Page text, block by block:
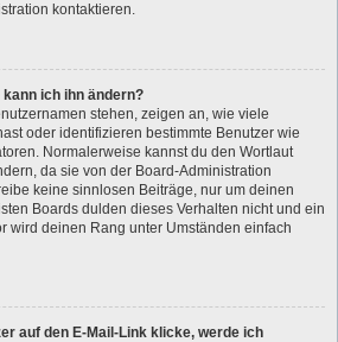
kontaktieren.
ich ihn ändern?
stehen, zeigen an, wie viele
oder identifizieren bestimmte Benutzer wie
Normalerweise kannst du den Wortlaut
da sie von der Board-Administration
keine sinnlosen Beiträge, nur um deinen
Boards dulden dieses Verhalten nicht und ein
wird deinen Rang unter Umständen einfach
auf den E-Mail-Link klicke, werde ich